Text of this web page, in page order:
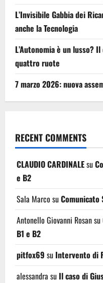
L’Invisibile Gabbia dei
anche la Tecnologia
L’Autonomia è un lusso?
quattro ruote
7 marzo 2026: nuova
RECENT COMMENTS
CLAUDIO CARDINALEsu
e B2
Sala Marco suComunicato
Antonello Giovanni Rosansu
B1 e B2
pitfox69 su Intervento di
alessandra su Il caso di